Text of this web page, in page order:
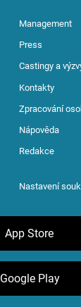
Management
Press
Castingy a
Kontakty
Zpracování
Nápověda
Redakce
Nastavení
App Store
Google Play